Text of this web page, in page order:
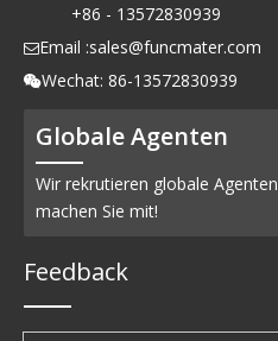
+86 - 13572830939
Email :sales@funcmater.com
Wechat: 86-13572830939
Globale Agenten
Wir rekrutieren globale
machen Sie mit!
Feedback